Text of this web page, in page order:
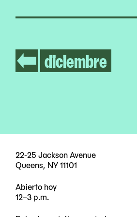
diciembre
22-25 Jackson Avenue
Queens, NY 11101
Abierto hoy
12–3 p.m.